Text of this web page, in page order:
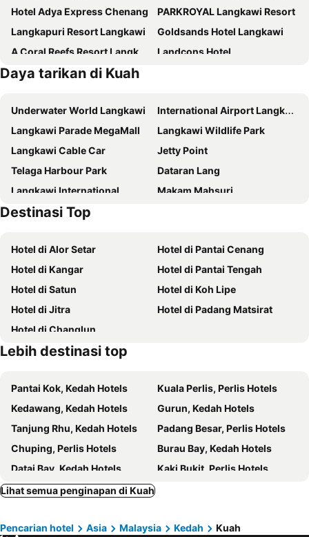
Hotel Adya Express Chenang
PARKROYAL Langkawi Resort
Langkapuri Resort Langkawi
Goldsands Hotel Langkawi
A Coral Reefs Resort Langkawi
Landcons Hotel
The Villa Langkawi
Cenang Plaza Beach Hotel
Telaga Terrace Boutique Resort
Langkasuka
HIG Hotel
Aloft by Marriott Langkawi Pantai Tengah
Arch Studio Cenang
Myvilla Langkawi Hotel
Sera Sentosa Inn
Royal Agate Beach Resort
Sandy Garden Resort Langkawi
Chill Suites Langkawi
PANORAMA RESORT LANGKAWI
The Bayou Hotel Langkawi
Hotel Malaysia
Motel Seri Mutiara
All In Hotel
Citin Langkawi by Compass Hospitality
The Ritz-Carlton, Langkawi
Chenang Inn
Wang Valley Resort
Paretto Seaview Hotel
Bella Vista Express Langkawi
Sri Embun Resort Langkawi
Casa Fina Fine Homes
Found Mansion Langkawi
Langkawi Seaview Hotel
Amzar Motel
Nu Melati Hotel
Belukar Lodges
Hotel Asia
Baron Waterfront
Zeala Asmara Motel
One Motel
Island Time Motel
Daya tarikan di Kuah
Underwater World Langkawi
International Airport Langkawi
Langkawi Parade MegaMall
Langkawi Wildlife Park
Langkawi Cable Car
Jetty Point
Telaga Harbour Park
Dataran Lang
Langkawi International
Makam Mahsuri
Mardi - Agrotechnology Park
Oriental Village
Air Hangat Village
Pulau Dayang Bunting
Pasir Hitam
Destinasi Top
Hotel di Alor Setar
Hotel di Pantai Cenang
Hotel di Kangar
Hotel di Pantai Tengah
Hotel di Satun
Hotel di Koh Lipe
Hotel di Jitra
Hotel di Padang Matsirat
Hotel di Changlun
Lebih destinasi top
Pantai Kok, Kedah Hotels
Kuala Perlis, Perlis Hotels
Kedawang, Kedah Hotels
Gurun, Kedah Hotels
Tanjung Rhu, Kedah Hotels
Padang Besar, Perlis Hotels
Chuping, Perlis Hotels
Burau Bay, Kedah Hotels
Datai Bay, Kedah Hotels
Kaki Bukit, Perlis Hotels
Ulu Melaka, Kedah Hotels
Kuala Kedah, Kedah Hotels
Air Hangat, Kedah Hotels
Lihat semua penginapan di Kuah
Pencarian hotel Asia Malaysia Kedah Kuah